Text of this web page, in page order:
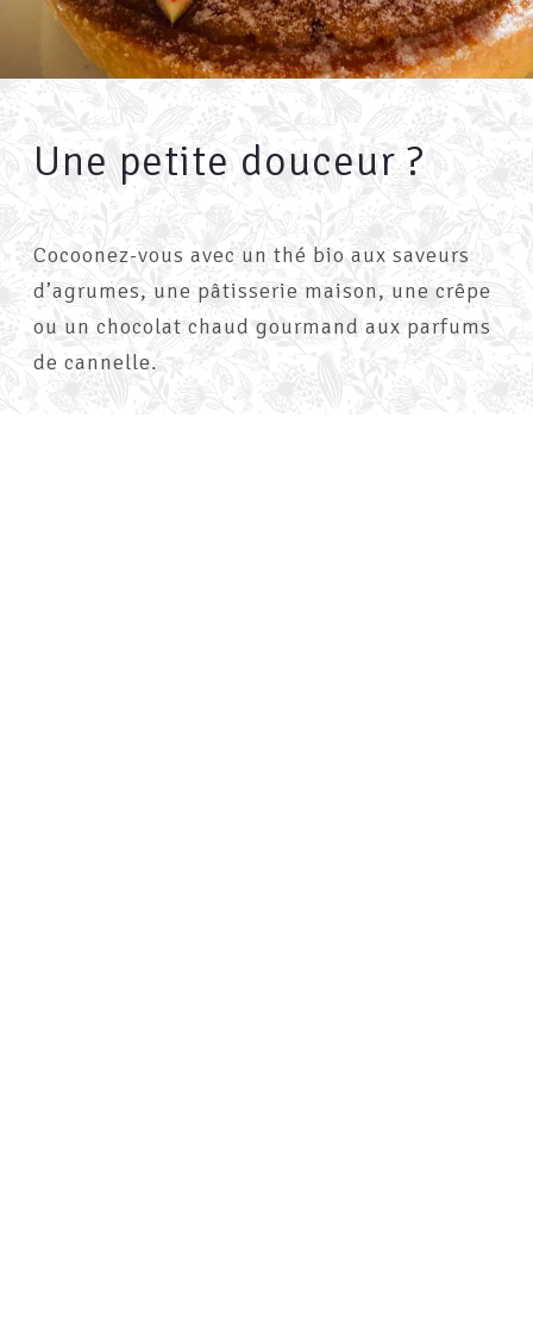
Une petite douceur ?
Cocoonez-vous avec un thé bio aux saveurs
d’agrumes, une pâtisserie maison, une crêpe
ou un chocolat chaud gourmand aux parfums
de cannelle.